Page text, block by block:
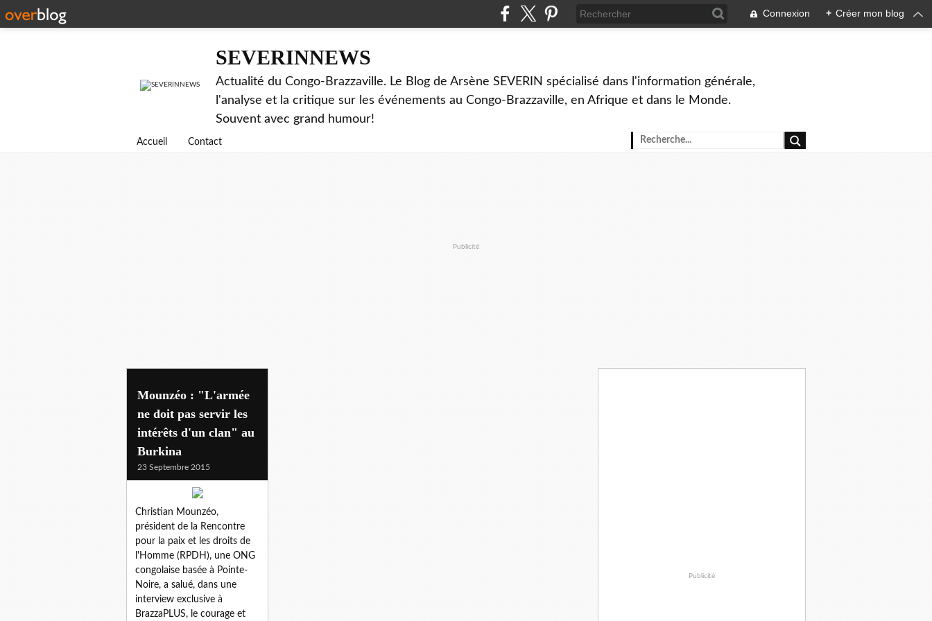
Connexion + Créer mon blog
SEVERINNEWS
Actualité du Congo-Brazzaville. Le Blog de Arsène SEVERIN spécialisé dans l'information générale,
l'analyse et la critique sur les événements au Congo-Brazzaville, en Afrique et dans le Monde.
Souvent avec grand humour!
Accueil Contact
Publicité
ndjendere
Mounzéo : "L'armée
ne doit pas servir les
intérêts d'un clan" au
Burkina
23 Septembre 2015
Christian Mounzéo,
président de la Rencontre
pour la paix et les droits de
l'Homme (RPDH), une ONG
congolaise basée à Pointe-
Noire, a salué, dans une
interview exclusive à
BrazzaPLUS, le courage et
Publicité